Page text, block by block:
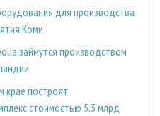
для производства
Коми
займутся производством
крае построят
стоимостью 5,3 млрд